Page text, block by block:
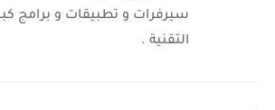
سيرفرات و تطبيقات و برامج
التقنية .